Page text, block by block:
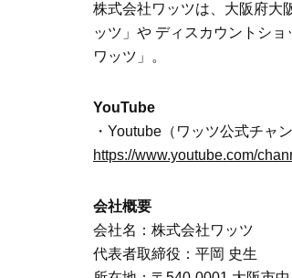
株式会社ワッツは、大阪府大
ッツ」や ディスカウントシ
ワッツ」。
YouTube
・Youtube（ワッツ公式チャン
https://www.youtube.com/
会社概要
会社名：株式会社ワッツ
代表者取締役：平岡 史生